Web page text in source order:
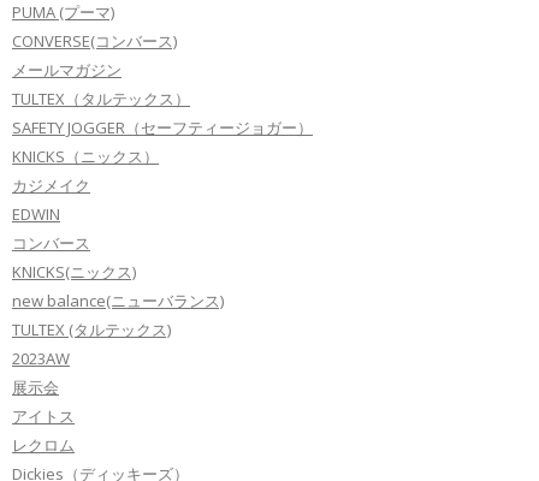
PUMA (プーマ)
CONVERSE(コンバース)
メールマガジン
TULTEX（タルテックス）
SAFETY JOGGER（セーフティージョガー）
KNICKS（ニックス）
カジメイク
EDWIN
コンバース
KNICKS(ニックス)
new balance(ニューバランス)
TULTEX (タルテックス)
2023AW
展示会
アイトス
レクロム
Dickies（ディッキーズ）